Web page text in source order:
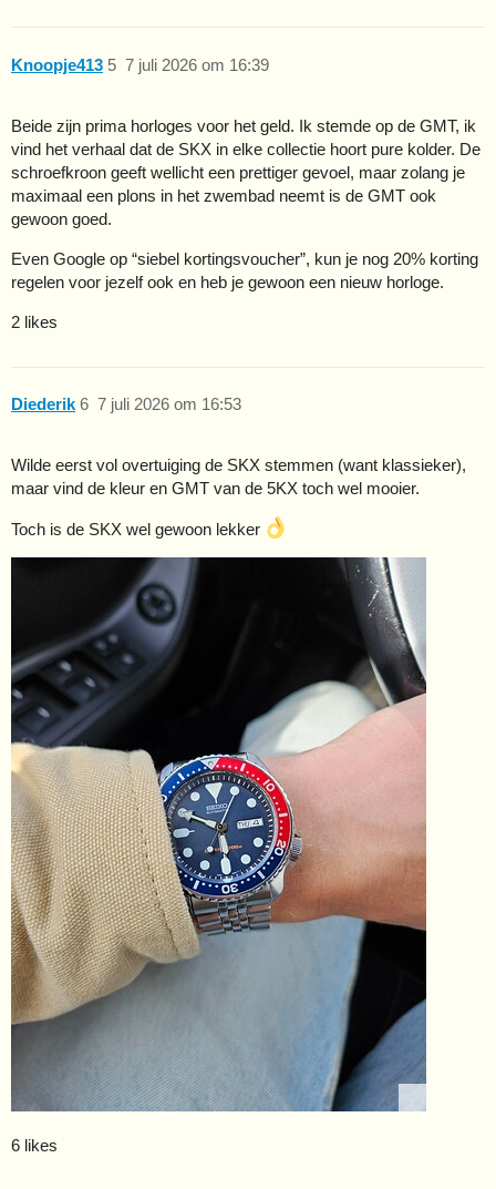
Knoopje413 7 juli 2026 om 16:39
5
Beide zijn prima horloges voor het geld. Ik stemde op de GMT, ik
vind het verhaal dat de SKX in elke collectie hoort pure kolder. De
schroefkroon geeft wellicht een prettiger gevoel, maar zolang je
maximaal een plons in het zwembad neemt is de GMT ook
gewoon goed.
Even Google op “siebel kortingsvoucher”, kun je nog 20% korting
regelen voor jezelf ook en heb je gewoon een nieuw horloge.
2 likes
Diederik 7 juli 2026 om 16:53
6
Wilde eerst vol overtuiging de SKX stemmen (want klassieker),
maar vind de kleur en GMT van de 5KX toch wel mooier.
Toch is de SKX wel gewoon lekker
6 likes